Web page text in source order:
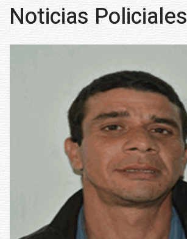
Noticias Policiales